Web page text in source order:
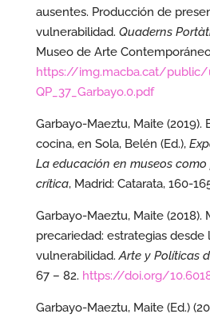
ausentes. Producción de
vulnerabilidad. Quaderns
Museo de Arte
https://img.macba.cat/
QP_37_Garbayo.0.pdf
Garbayo-Maeztu, Maite (2019).
cocina, en Sola, Belén (Ed.),
La educación en museos
crítica, Madrid: Catarata, 160-
Garbayo-Maeztu, Maite (2018).
precariedad: estrategias desde
vulnerabilidad.Arte y Políticas
67 – 82. https://doi.org/
Garbayo-Maeztu, Maite (Ed.)